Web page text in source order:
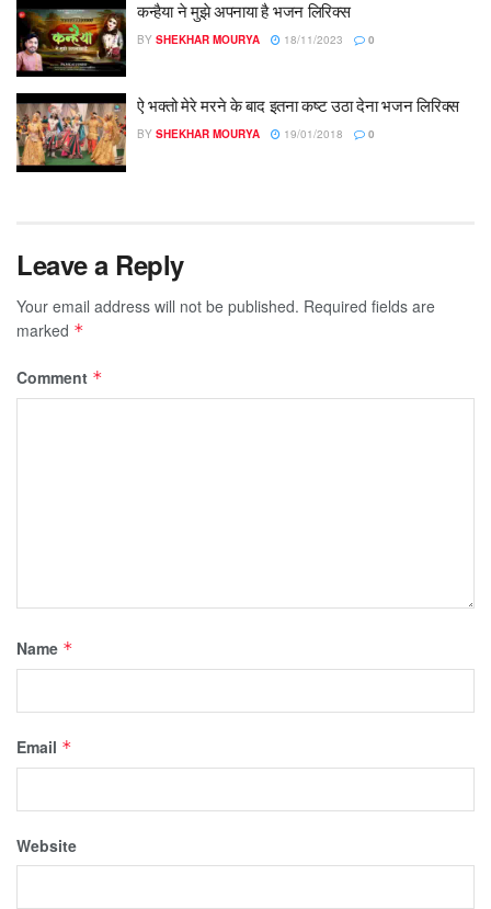
कन्हैया ने मुझे अपनाया है भजन लिरिक्स
BY SHEKHAR MOURYA 18/11/2023 0
ऐ भक्तो मेरे मरने के बाद इतना कष्ट उठा देना भजन लिरिक्स
BY SHEKHAR MOURYA 19/01/2018 0
Leave a Reply
Your email address will not be published. Required fields are
marked *
Comment *
Name *
Email *
Website